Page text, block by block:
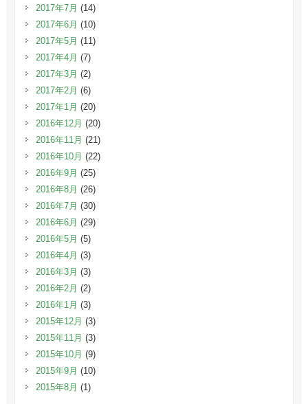
2017年7月 (14)
2017年6月 (10)
2017年5月 (11)
2017年4月 (7)
2017年3月 (2)
2017年2月 (6)
2017年1月 (20)
2016年12月 (20)
2016年11月 (21)
2016年10月 (22)
2016年9月 (25)
2016年8月 (26)
2016年7月 (30)
2016年6月 (29)
2016年5月 (5)
2016年4月 (3)
2016年3月 (3)
2016年2月 (2)
2016年1月 (3)
2015年12月 (3)
2015年11月 (3)
2015年10月 (9)
2015年9月 (10)
2015年8月 (1)